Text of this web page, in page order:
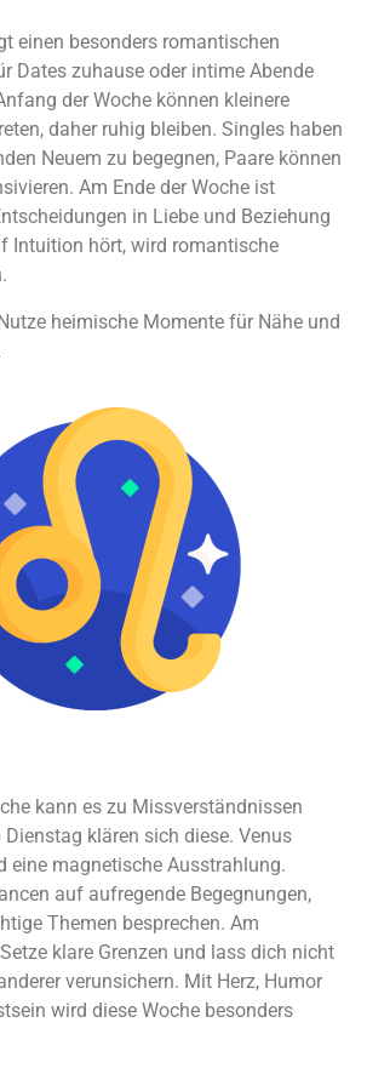
einen besonders romantischen
Dates zuhause oder intime Abende
der Woche können kleinere
daher ruhig bleiben. Singles haben
Neuem zu begegnen, Paare können
Am Ende der Woche ist
in Liebe und Beziehung
Intuition hört, wird romantische
heimische Momente für Nähe und
kann es zu Missverständnissen
klären sich diese. Venus
eine magnetische Ausstrahlung.
auf aufregende Begegnungen,
Themen besprechen. Am
klare Grenzen und lass dich nicht
verunsichern. Mit Herz, Humor
wird diese Woche besonders